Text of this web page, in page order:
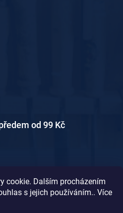
cookie. Dalším procházením
s jejich používáním.. Více
od 99 Kč
od 119 Kč